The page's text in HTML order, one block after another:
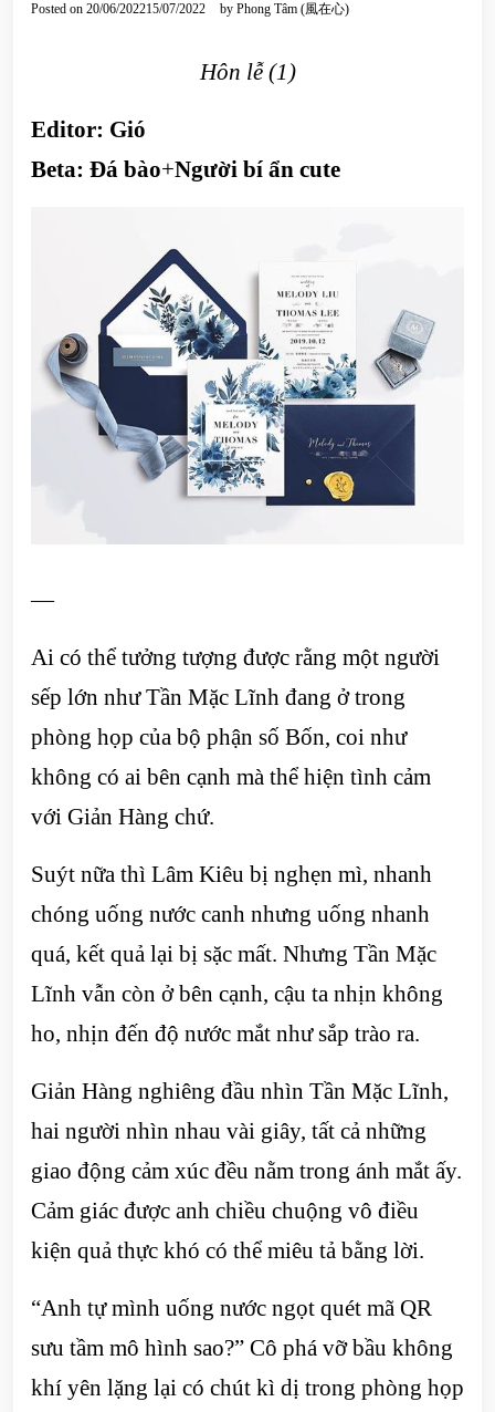
Posted on 20/06/202215/07/2022 by Phong Tâm (風在心)
Hôn lễ (1)
Editor: Gió
Beta: Đá bào+Người bí ẩn cute
—
Ai có thể tưởng tượng được rằng một người
sếp lớn như Tần Mặc Lĩnh đang ở trong
phòng họp của bộ phận số Bốn, coi như
không có ai bên cạnh mà thể hiện tình cảm
với Giản Hàng chứ.
Suýt nữa thì Lâm Kiêu bị nghẹn mì, nhanh
chóng uống nước canh nhưng uống nhanh
quá, kết quả lại bị sặc mất. Nhưng Tần Mặc
Lĩnh vẫn còn ở bên cạnh, cậu ta nhịn không
ho, nhịn đến độ nước mắt như sắp trào ra.
Giản Hàng nghiêng đầu nhìn Tần Mặc Lĩnh,
hai người nhìn nhau vài giây, tất cả những
giao động cảm xúc đều nằm trong ánh mắt ấy.
Cảm giác được anh chiều chuộng vô điều
kiện quả thực khó có thể miêu tả bằng lời.
“Anh tự mình uống nước ngọt quét mã QR
sưu tầm mô hình sao?” Cô phá vỡ bầu không
khí yên lặng lại có chút kì dị trong phòng họp